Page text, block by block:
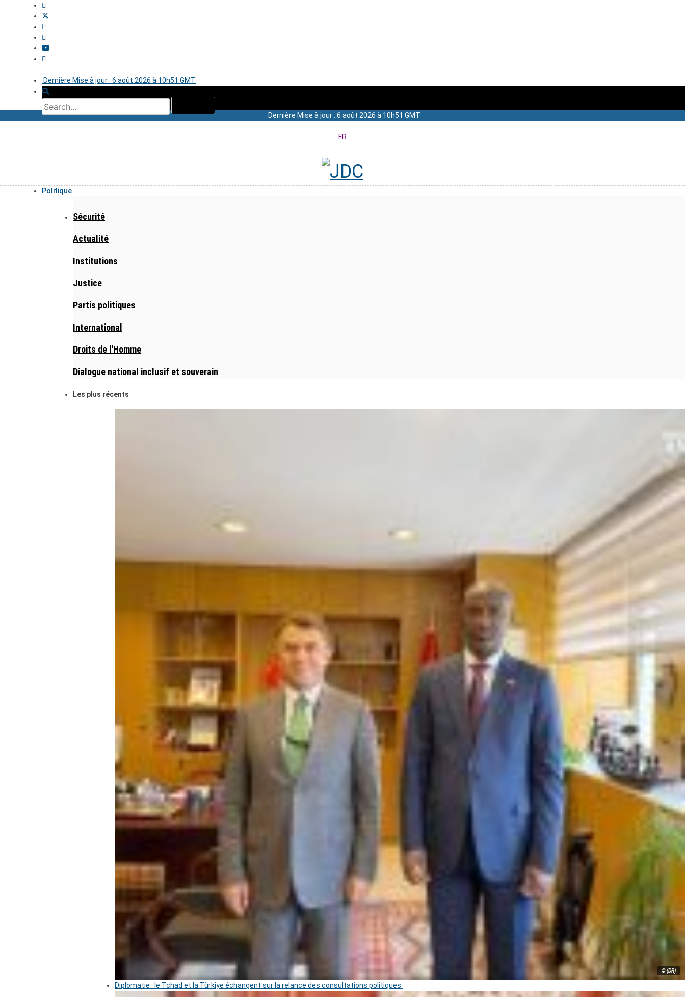
Dernière Mise à jour : 6 août 2026 à 10h51 GMT
Dernière Mise à jour : 6 août 2026 à 10h51 GMT
FR
Politique
Sécurité
Actualité
Institutions
Justice
Partis politiques
International
Droits de l'Homme
Dialogue national inclusif et souverain
Les plus récents
© (DR)
Diplomatie : le Tchad et la Türkiye échangent sur la relance des consultations politiques